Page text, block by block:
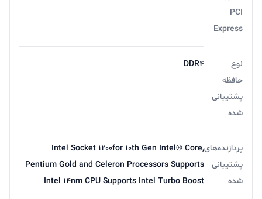
PCI
Express
نوع
حافظه
پشتیبانی
شده
DDR۴
پردازنده‌های
پشتیبانی
شده
Intel Socket ۱۲۰۰for ۱۰th Gen Intel® Core,
Pentium Gold and Celeron Processors Supports
Intel ۱۴nm CPU Supports Intel Turbo Boost